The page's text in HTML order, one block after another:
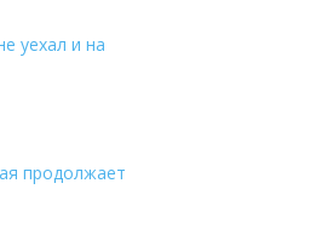
уехал и на
продолжает